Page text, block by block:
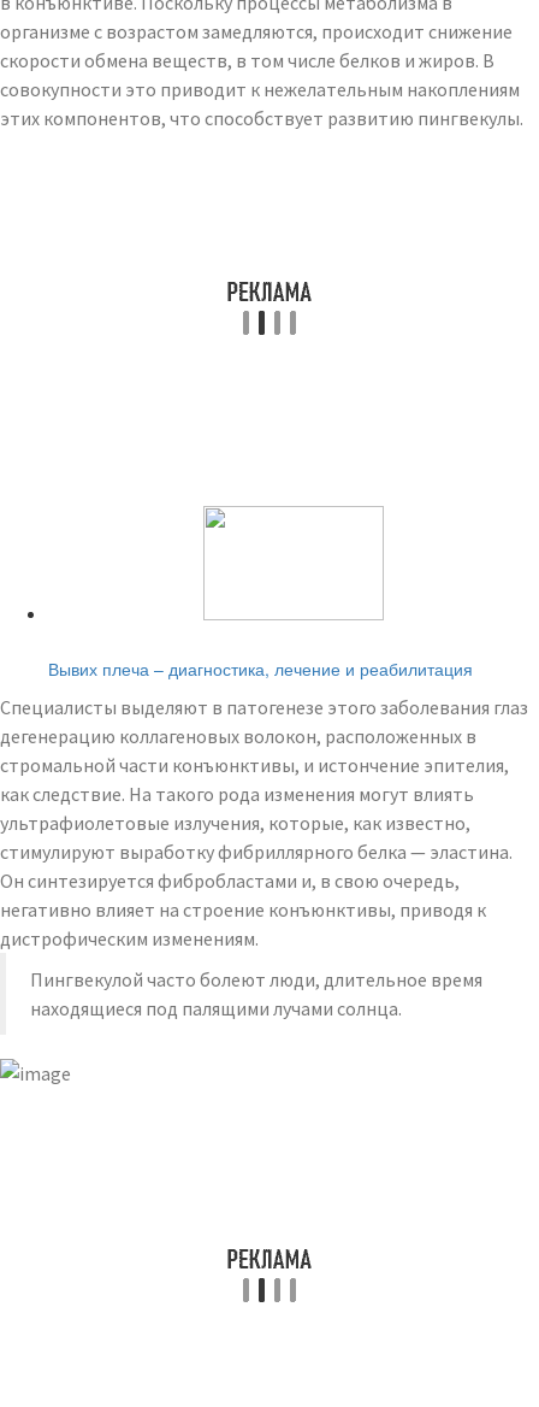
организме с возрастом замедляются, происходит снижение
скорости обмена веществ, в том числе белков и жиров. В
совокупности это приводит к нежелательным накоплениям
этих компонентов, что способствует развитию пингвекулы.
Вывих плеча – диагностика, лечение и реабилитация
Специалисты выделяют в патогенезе этого заболевания глаз
дегенерацию коллагеновых волокон, расположенных в
стромальной части конъюнктивы, и истончение эпителия,
как следствие. На такого рода изменения могут влиять
ультрафиолетовые излучения, которые, как известно,
стимулируют выработку фибриллярного белка — эластина.
Он синтезируется фибробластами и, в свою очередь,
негативно влияет на строение конъюнктивы, приводя к
дистрофическим изменениям.
Пингвекулой часто болеют люди, длительное время
находящиеся под палящими лучами солнца.